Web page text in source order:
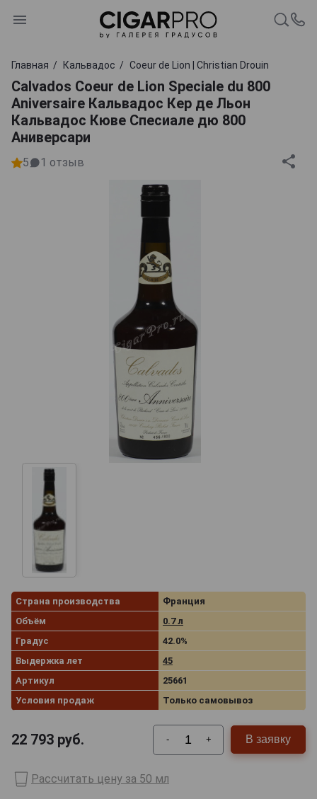
Главная Кальвадос Coeur de Lion | Christian Drouin
Calvados Coeur de Lion Speciale du 800
Aniversaire Кальвадос Кер де Льон
Кальвадос Кюве Спесиале дю 800
Аниверсари
5 1 отзыв
Страна производства
Франция
Объём
0.7 л
Градус
42.0%
Выдержка лет
45
Артикул
25661
Условия продаж
Только самовывоз
22 793 руб. - + В заявку
Рассчитать цену за 50 мл